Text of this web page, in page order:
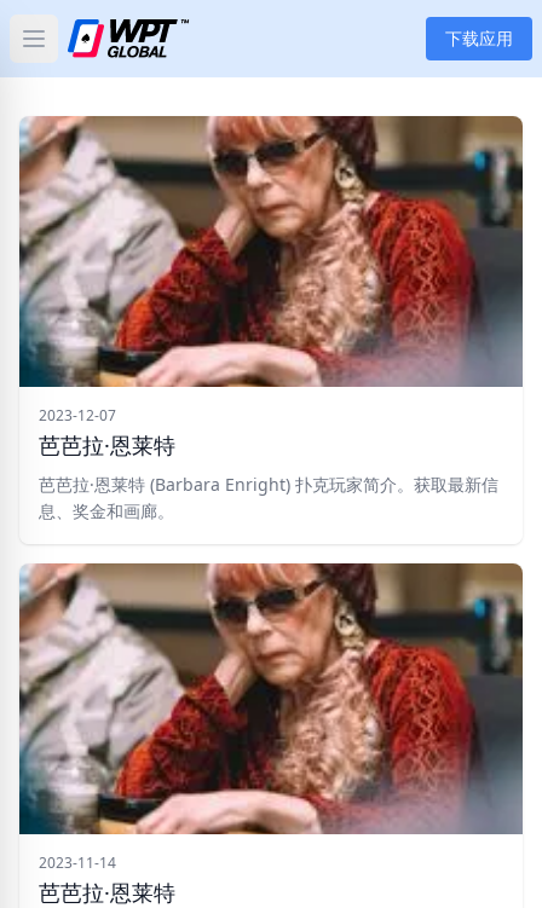
Open main menu 下载应用
新闻
文章
扑克
应用
分类
2023-12-07
芭芭拉·恩莱特
芭芭拉·恩莱特 (Barbara Enright) 扑克玩家简介。获取最新信
息、奖金和画廊。
2023-11-14
芭芭拉·恩莱特